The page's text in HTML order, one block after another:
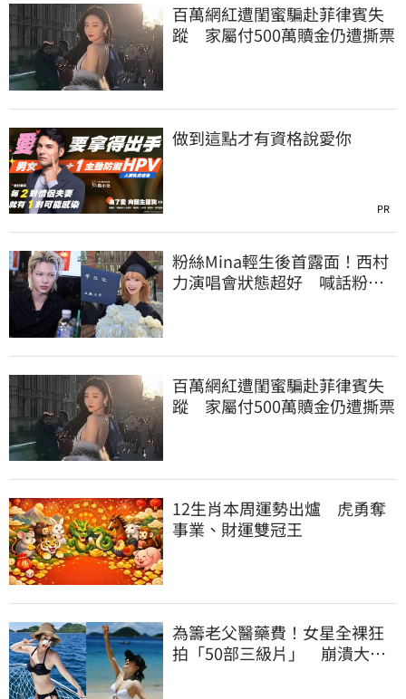
百萬網紅遭閨蜜騙赴菲律賓失
蹤 家屬付500萬贖金仍遭撕票
做到這點才有資格說愛你
PR
粉絲Mina輕生後首露面！西村
力演唱會狀態超好 喊話粉
百萬網紅遭閨蜜騙赴菲律賓失
蹤 家屬付500萬贖金仍遭撕票
12生肖本周運勢出爐 虎勇奪
事業、財運雙冠王
為籌老父醫藥費！女星全裸狂
拍「50部三級片」 崩潰大